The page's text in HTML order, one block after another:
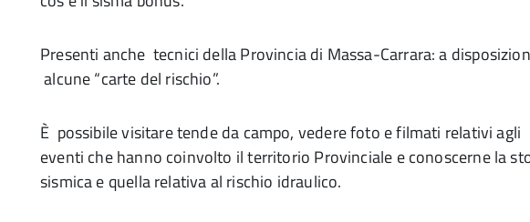
Presenti anche tecnici della Provincia di Massa-Carrara: a
alcune “carte del rischio”.
È possibile visitare tende da campo, vedere foto e filmati relativi agli
eventi che hanno coinvolto il territorio Provinciale e conoscerne la
sismica e quella relativa al rischio idraulico.